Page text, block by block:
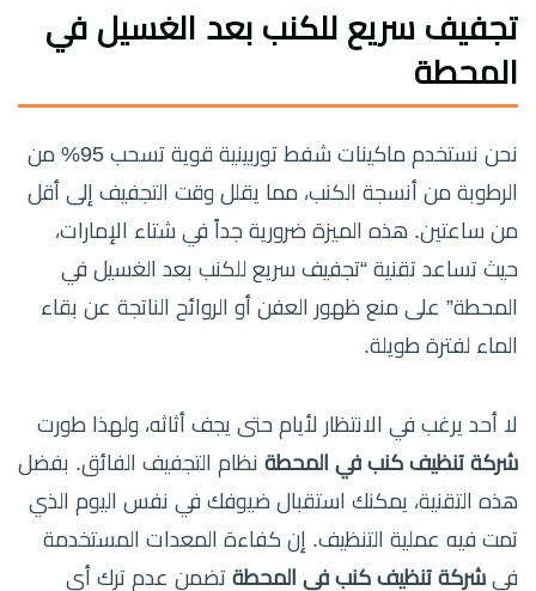
تجفيف سريع للكنب بعد الغسيل في
المحطة
نحن نستخدم ماكينات شفط توربينية قوية تسحب 95% من
الرطوبة من أنسجة الكنب، مما يقلل وقت التجفيف إلى أقل
من ساعتين. هذه الميزة ضرورية جداً في شتاء الإمارات،
حيث تساعد تقنية “تجفيف سريع للكنب بعد الغسيل في
المحطة” على منع ظهور العفن أو الروائح الناتجة عن بقاء
الماء لفترة طويلة.
لا أحد يرغب في الانتظار لأيام حتى يجف أثاثه، ولهذا طورت
شركة تنظيف كنب في المحطة نظام التجفيف الفائق. بفضل
هذه التقنية، يمكنك استقبال ضيوفك في نفس اليوم الذي
تمت فيه عملية التنظيف. إن كفاءة المعدات المستخدمة
في شركة تنظيف كنب في المحطة تضمن عدم ترك أي